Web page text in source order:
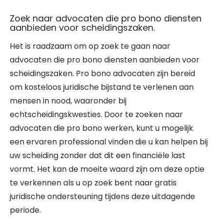
Zoek naar advocaten die pro bono diensten
aanbieden voor scheidingszaken.
Het is raadzaam om op zoek te gaan naar
advocaten die pro bono diensten aanbieden voor
scheidingszaken. Pro bono advocaten zijn bereid
om kosteloos juridische bijstand te verlenen aan
mensen in nood, waaronder bij
echtscheidingskwesties. Door te zoeken naar
advocaten die pro bono werken, kunt u mogelijk
een ervaren professional vinden die u kan helpen bij
uw scheiding zonder dat dit een financiële last
vormt. Het kan de moeite waard zijn om deze optie
te verkennen als u op zoek bent naar gratis
juridische ondersteuning tijdens deze uitdagende
periode.